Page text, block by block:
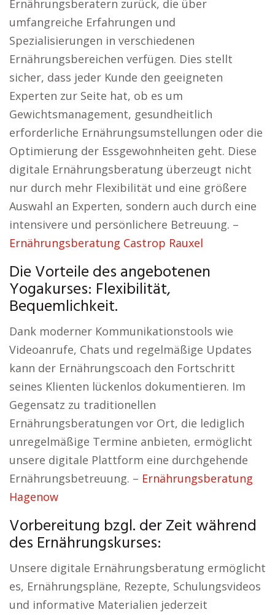
Ernährungsberatern zurück, die über
umfangreiche Erfahrungen und
Spezialisierungen in verschiedenen
Ernährungsbereichen verfügen. Dies stellt
sicher, dass jeder Kunde den geeigneten
Experten zur Seite hat, ob es um
Gewichtsmanagement, gesundheitlich
erforderliche Ernährungsumstellungen oder die
Optimierung der Essgewohnheiten geht. Diese
digitale Ernährungsberatung überzeugt nicht
nur durch mehr Flexibilität und eine größere
Auswahl an Experten, sondern auch durch eine
intensivere und persönlichere Betreuung. –
Ernährungsberatung Castrop Rauxel
Die Vorteile des angebotenen
Yogakurses: Flexibilität,
Bequemlichkeit.
Dank moderner Kommunikationstools wie
Videoanrufe, Chats und regelmäßige Updates
kann der Ernährungscoach den Fortschritt
seines Klienten lückenlos dokumentieren. Im
Gegensatz zu traditionellen
Ernährungsberatungen vor Ort, die lediglich
unregelmäßige Termine anbieten, ermöglicht
unsere digitale Plattform eine durchgehende
Ernährungsbetreuung. – Ernährungsberatung
Hagenow
Vorbereitung bzgl. der Zeit während
des Ernährungskurses:
Unsere digitale Ernährungsberatung ermöglicht
es, Ernährungspläne, Rezepte, Schulungsvideos
und informative Materialien jederzeit